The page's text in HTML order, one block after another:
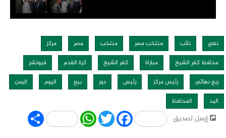
نفي نائب منتخب مصر منتخب مصر
مركز
محافظ كفر الشيخ
مباراة كفر الشيخ كرة القدم
فيوتشر
ربع نهائى
رئيس مركز رئيس دور بيع اليوم
اليمن
اليد
المحافظ
إرسل لصديق Share WhatsApp
Twitter Facebook